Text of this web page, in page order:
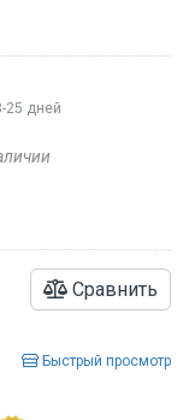
25 дней
Сравнить
Быстрый просмотр